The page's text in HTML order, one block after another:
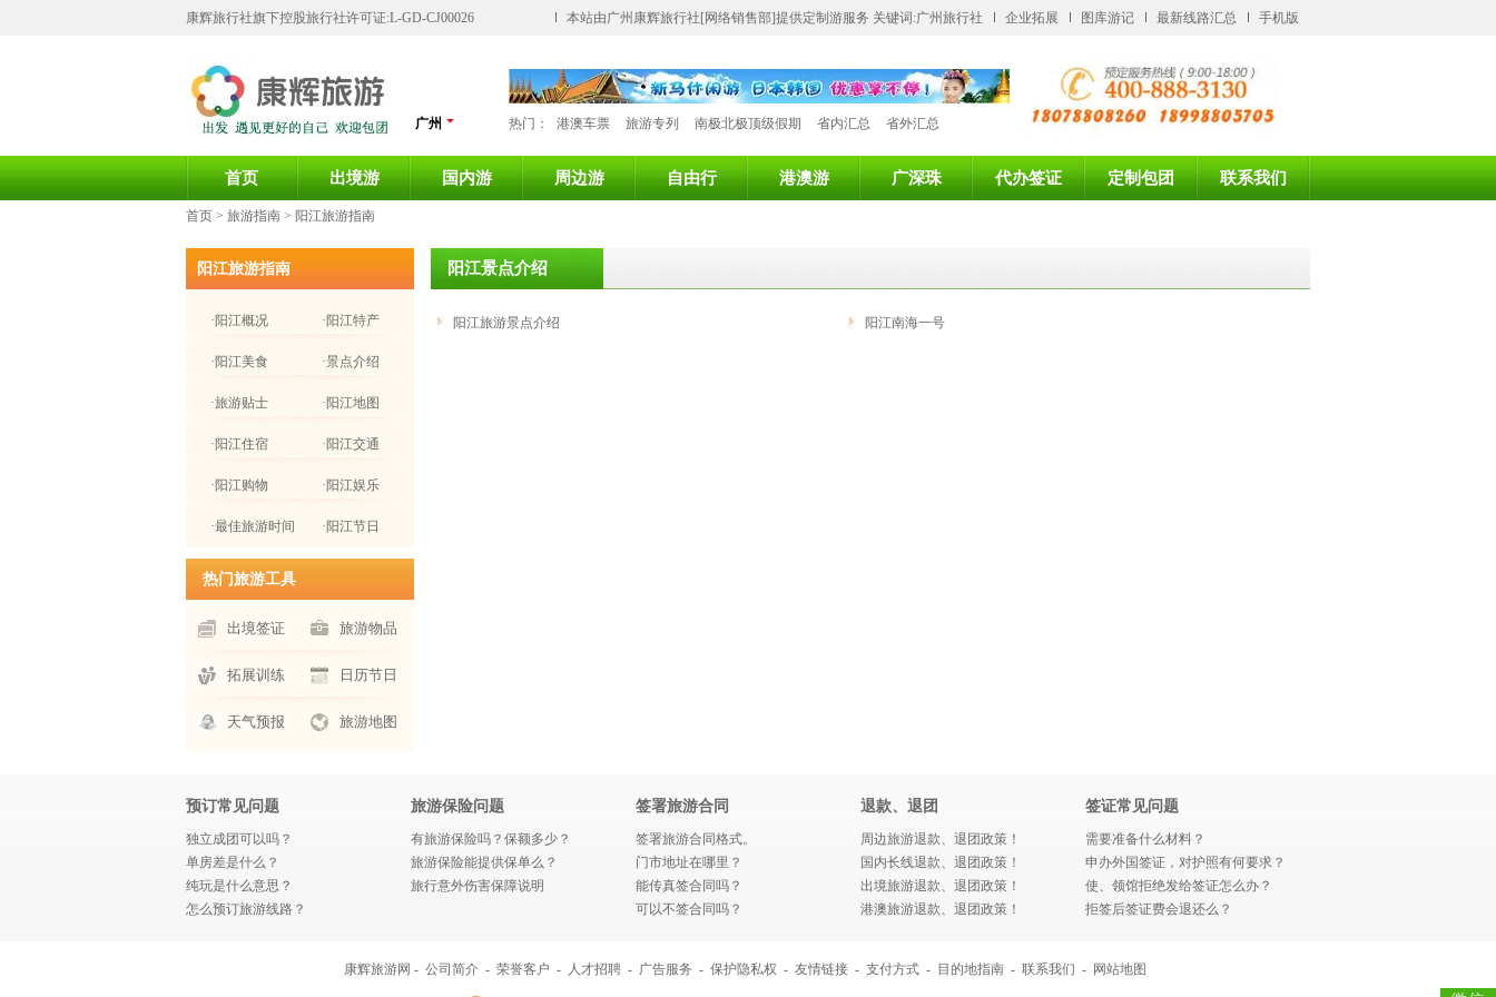
康辉旅行社旗下控股旅行社许可证:L-GD-CJ00026 本站由广州康辉旅行社[网络销售部]提供定制游服务 关键词:广州旅行社 企业拓展 图库游记 最新线路汇总 手机版
广州 热门： 港澳车票 旅游专列 南极北极顶级假期 省内汇总 省外汇总
首页 出境游 国内游 周边游 自由行 港澳游 广深珠 代办签证 定制包团 联系我们
首页 > 旅游指南 > 阳江旅游指南
阳江旅游指南
·阳江概况 ·阳江特产
·阳江美食 ·景点介绍
·旅游贴士 ·阳江地图
·阳江住宿 ·阳江交通
·阳江购物 ·阳江娱乐
·最佳旅游时间 ·阳江节日
热门旅游工具
出境签证 旅游物品
拓展训练 日历节日
天气预报 旅游地图
阳江景点介绍
阳江旅游景点介绍 阳江南海一号
预订常见问题
独立成团可以吗？
单房差是什么？
纯玩是什么意思？
怎么预订旅游线路？
旅游保险问题
有旅游保险吗？保额多少？
旅游保险能提供保单么？
旅行意外伤害保障说明
签署旅游合同
签署旅游合同格式。
门市地址在哪里？
能传真签合同吗？
可以不签合同吗？
退款、退团
周边旅游退款、退团政策！
国内长线退款、退团政策！
出境旅游退款、退团政策！
港澳旅游退款、退团政策！
签证常见问题
需要准备什么材料？
申办外国签证，对护照有何要求？
使、领馆拒绝发给签证怎么办？
拒签后签证费会退还么？
康辉旅游网 - 公司简介 - 荣誉客户 - 人才招聘 - 广告服务 - 保护隐私权 - 友情链接 - 支付方式 - 目的地指南 - 联系我们 - 网站地图